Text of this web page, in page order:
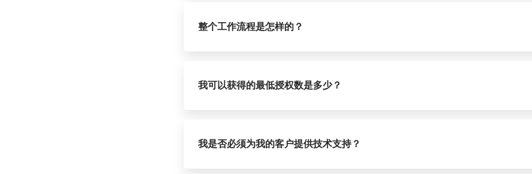
整个工作流程是怎样的？
我可以获得的最低授权数是多少？
我是否必须为我的客户提供技术支持？